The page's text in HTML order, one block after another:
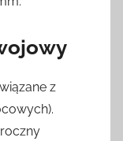
z